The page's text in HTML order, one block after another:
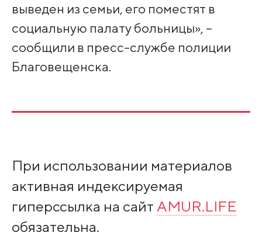
выведен из семьи, его поместят в
социальную палату больницы», –
сообщили в пресс-службе полиции
Благовещенска.
При использовании материалов
активная индексируемая
гиперссылка на сайт AMUR.LIFE
обязательна.